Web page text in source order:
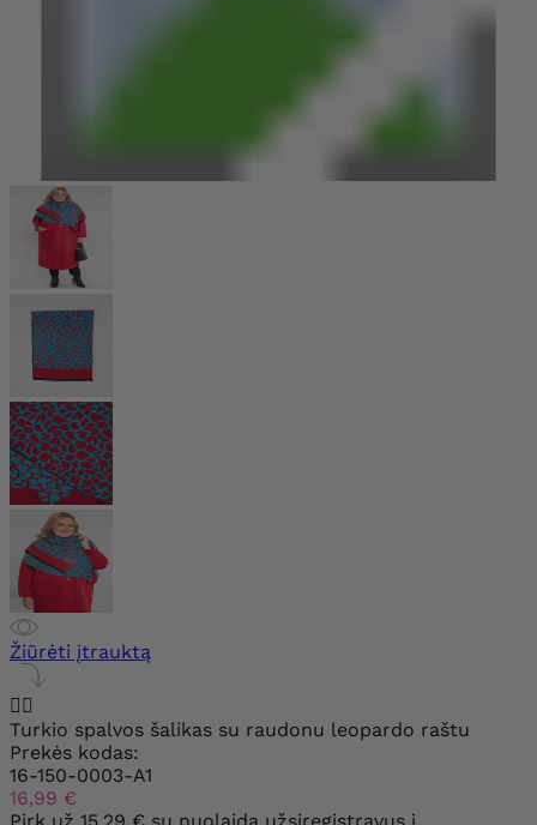
Žiūrėti įtrauktą

Turkio spalvos šalikas su raudonu leopardo raštu
Prekės kodas:
16-150-0003-A1
16,99 €